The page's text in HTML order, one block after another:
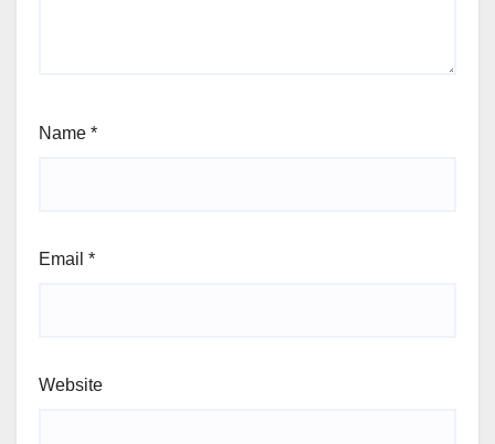
Name *
Email *
Website